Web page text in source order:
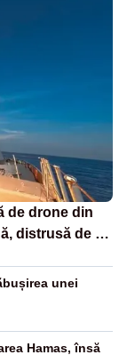
de drone din
distrusă de o
unei
Hamas, însă